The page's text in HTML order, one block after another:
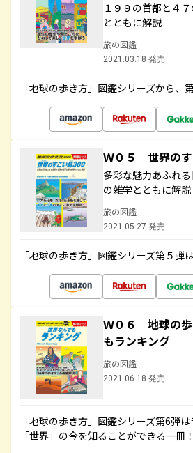
１９９の首都と４
とともに解説
旅の図鑑
2021.03.18 発売
「地球の歩き方」図鑑シリーズから、
Ｗ０５ 世界の
多彩な魅力あふれ
の雑学とともに解説
旅の図鑑
2021.05.27 発売
「地球の歩き方」図鑑シリーズ第５弾
Ｗ０６ 地球の歩
もランキング
旅の図鑑
2021.06.18 発売
「地球の歩き方」図鑑シリーズ第6弾
「世界」の今を知ることができる一冊！